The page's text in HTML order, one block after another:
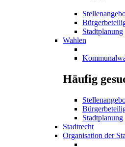
Stadtplanung
Wahlen
Häufig
Stadtplanung
Stadtrecht
Organisation der